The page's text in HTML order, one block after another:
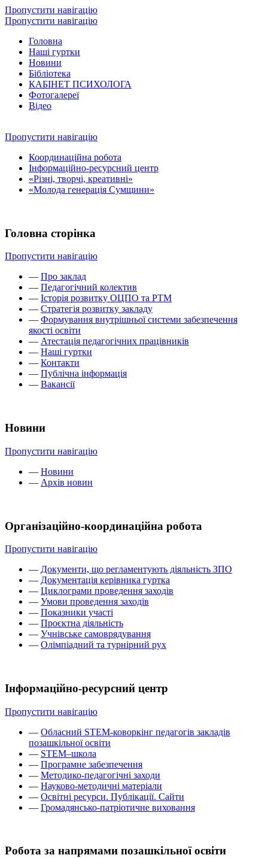
Пропустити навігацію
Пропустити навігацію
Головна
Наші гуртки
Новини
Бібліотека
КАБІНЕТ ПСИХОЛОГА
Фотогалереї
Відео
Пропустити навігацію
Координаційна робота
Інформаційно-ресурсний центр
«Різні, творчі, креативні»
«Молода генерація Сумщини»
Головна сторінка
Пропустити навігацію
— Про заклад
— Педагогічний колектив
— Історія розвитку ОЦПО та РТМ
— Стратегія розвитку закладу
— Формування внутрішньої системи забезпечення
якості освіти
— Атестація педагогічних працівників
— Наші гуртки
— Контакти
— Публічна інформація
— Вакансії
Новини
Пропустити навігацію
— Новини
— Архів новин
Організаційно-координаційна робота
Пропустити навігацію
— Документи, що регламентують діяльність ЗПО
— Документація керівника гуртка
— Циклограми проведення заходів
— Умови проведення заходів
— Показники участі
— Проєктна діяльність
— Учнівське самоврядування
— Олімпіадний та турнірний рух
Інформаційно-ресурсний центр
Пропустити навігацію
— Обласний STEM-коворкінг педагогів закладів
позашкільної освіти
— STEM–школа
— Програмне забезпечення
— Методико-педагогічні заходи
— Науково-методичні матеріали
— Освітні ресурси. Публікації. Сайти
— Громадянсько-патріотичне виховання
Робота за напрямами позашкільної освіти